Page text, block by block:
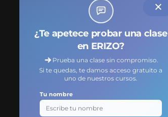
¿Te apetece probar una clase
en ERIZO?
Prueba una clase sin compromiso.
Si te quedas, te damos acceso gratuito a
uno de nuestros cursos.
Tu nombre